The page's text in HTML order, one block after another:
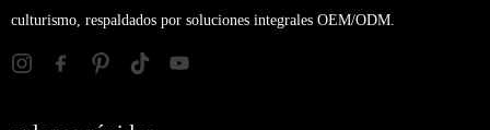
culturismo, respaldados por soluciones integrales OEM/ODM.